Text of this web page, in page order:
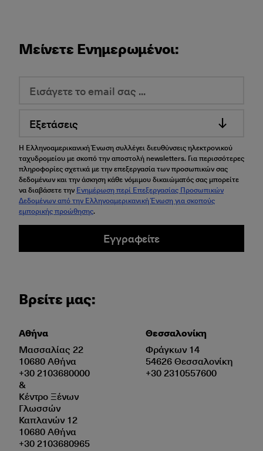
Μείνετε Ενημερωμένοι:
Εξετάσεις
Η Ελληνοαμερικανική Ένωση συλλέγει διευθύνσεις ηλεκτρονικού
ταχυδρομείου με σκοπό την αποστολή newsletters. Για περισσότερες
πληροφορίες σχετικά με την επεξεργασία των προσωπικών σας
δεδομένων και την άσκηση κάθε νόμιμου δικαιώματός σας μπορείτε
να διαβάσετε την Ενημέρωση περί Επεξεργασίας Προσωπικών
Δεδομένων από την Ελληνοαμερικανική Ένωση για σκοπούς
εμπορικής προώθησης.
Εγγραφείτε
Βρείτε μας:
Αθήνα
Μασσαλίας 22
10680 Αθήνα
+30 2103680000
&
Κέντρο Ξένων
Γλωσσών
Καπλανών 12
10680 Αθήνα
+30 2103680965
Θεσσαλονίκη
Φράγκων 14
54626 Θεσσαλονίκη
+30 2310557600